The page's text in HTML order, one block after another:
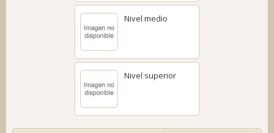
Nivel medio
Nivel superior